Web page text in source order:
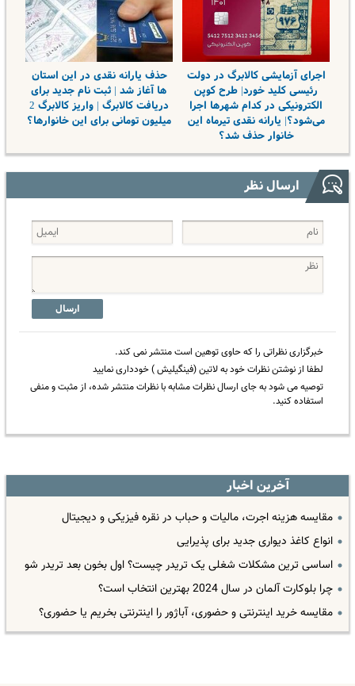
اجرای آزمایشی کالابرگ در دولت
رئیسی کلید خورد| طرح کوپن
الکترونیکی در کدام شهرها اجرا
می‌شود؟| یارانه نقدی تیرماه این
خانوار حذف شد؟
حذف یارانه نقدی در این استان
ها آغاز شد | ثبت نام جدید برای
دریافت کالابرگ | واریز کالابرگ 2
میلیون تومانی برای این خانوارها؟
ارسال نظر
ارسال
خبرگزاری نظراتی را که حاوی توهین است منتشر نمی کند.
لطفا از نوشتن نظرات خود به لاتین (فینگیلیش ) خودداری نمایید
توصیه می شود به جای ارسال نظرات مشابه با نظرات منتشر شده، از مثبت و منفی
استفاده کنید.
آخرین اخبار
مقایسه هزینه اجرت، مالیات و حباب در نقره فیزیکی و دیجیتال
انواع کاغذ دیواری جدید برای پذیرایی
اساسی ترین مشکلات شغلی یک تریدر چیست؟ اول بخون بعد تریدر شو
چرا بلوکارت آلمان در سال 2024 بهترین انتخاب است؟
مقایسه خرید اینترنتی و حضوری، آباژور را اینترنتی بخریم یا حضوری؟